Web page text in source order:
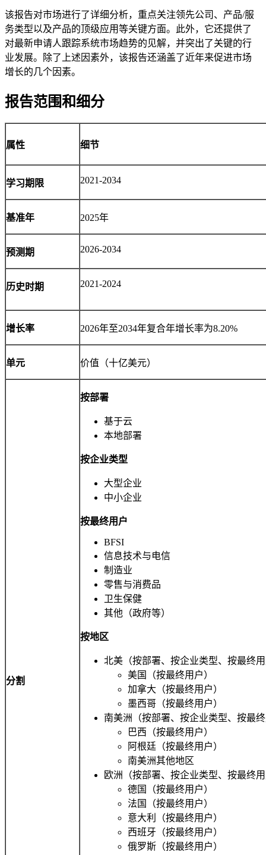
该报告对市场进行了详细分析，重点关注领先公司、产品/服
务类型以及产品的顶级应用等关键方面。此外，它还提供了
对最新申请人跟踪系统市场趋势的见解，并突出了关键的行
业发展。除了上述因素外，该报告还涵盖了近年来促进市场
增长的几个因素。
报告范围和细分
属性 细节
学习期限 2021-2034
基准年 2025年
预测期 2026-2034
历史时期 2021-2024
增长率 2026年至2034年复合年增长率为8.20%
单元 价值（十亿美元）
分割
按部署
基于云
本地部署
按企业类型
大型企业
中小企业
按最终用户
BFSI
信息技术与电信
制造业
零售与消费品
卫生保健
其他（政府等）
按地区
北美（按部署、按企业类型、按最终
美国（按最终用户）
加拿大（按最终用户）
墨西哥（按最终用户）
南美洲（按部署、按企业类型、按最
巴西（按最终用户）
阿根廷（按最终用户）
南美洲其他地区
欧洲（按部署、按企业类型、按最终
德国（按最终用户）
法国（按最终用户）
意大利（按最终用户）
西班牙（按最终用户）
俄罗斯（按最终用户）